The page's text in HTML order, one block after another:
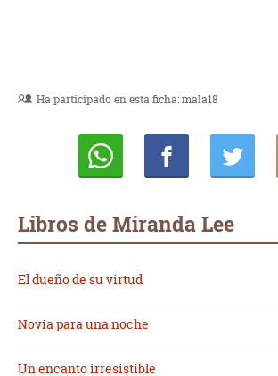
Ha participado en esta ficha:mala18
Libros de Miranda Lee
El dueño de su virtud
Novia para una noche
Un encanto irresistible